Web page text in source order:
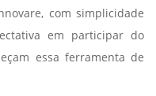
com simplicidade
em participar do
essa ferramenta de